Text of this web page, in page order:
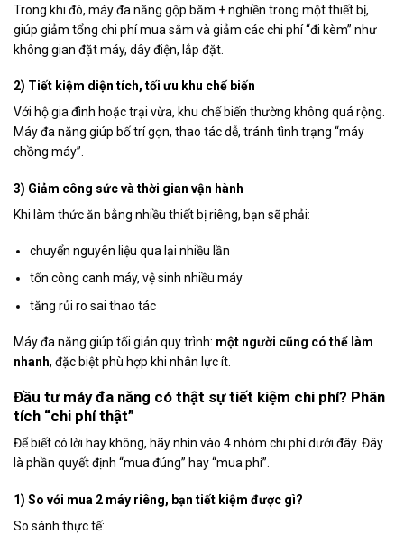
Trong khi đó, máy đa năng gộp băm + nghiền trong một thiết bị,
giúp giảm tổng chi phí mua sắm và giảm các chi phí “đi kèm” như
không gian đặt máy, dây điện, lắp đặt.
2) Tiết kiệm diện tích, tối ưu khu chế biến
Với hộ gia đình hoặc trại vừa, khu chế biến thường không quá rộng.
Máy đa năng giúp bố trí gọn, thao tác dễ, tránh tình trạng “máy
chồng máy”.
3) Giảm công sức và thời gian vận hành
Khi làm thức ăn bằng nhiều thiết bị riêng, bạn sẽ phải:
chuyển nguyên liệu qua lại nhiều lần
tốn công canh máy, vệ sinh nhiều máy
tăng rủi ro sai thao tác
Máy đa năng giúp tối giản quy trình: một người cũng có thể làm
nhanh, đặc biệt phù hợp khi nhân lực ít.
Đầu tư máy đa năng có thật sự tiết kiệm chi phí? Phân
tích “chi phí thật”
Để biết có lời hay không, hãy nhìn vào 4 nhóm chi phí dưới đây. Đây
là phần quyết định “mua đúng” hay “mua phí”.
1) So với mua 2 máy riêng, bạn tiết kiệm được gì?
So sánh thực tế: